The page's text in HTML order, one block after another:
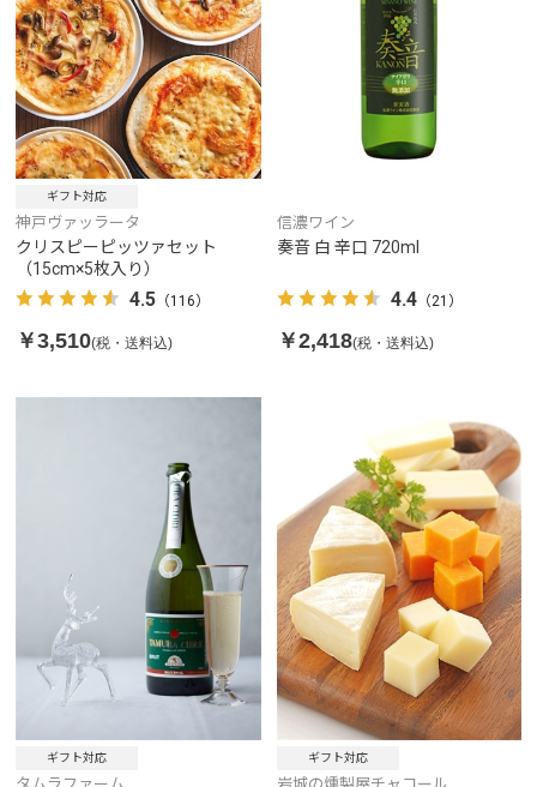
ギフト対応
神戸ヴァッラータ
クリスピーピッツァセット
（15cm×5枚入り）
4.5 （116）
￥3,510(税・送料込)
信濃ワイン
奏音 白 辛口 720ml
4.4（21）
￥2,418(税・送料込)
ギフト対応 ギフト対応